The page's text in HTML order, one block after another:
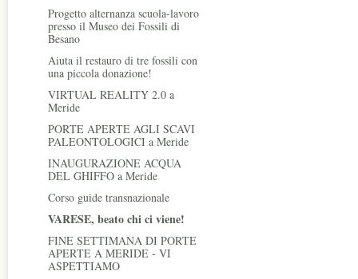
Progetto alternanza scuola-lavoro
presso il Museo dei Fossili di
Besano
Aiuta il restauro di tre fossili con
una piccola donazione!
VIRTUAL REALITY 2.0 a
Meride
PORTE APERTE AGLI SCAVI
PALEONTOLOGICI a Meride
INAUGURAZIONE ACQUA
DEL GHIFFO a Meride
Corso guide transnazionale
VARESE, beato chi ci viene!
FINE SETTIMANA DI PORTE
APERTE A MERIDE - VI
ASPETTIAMO